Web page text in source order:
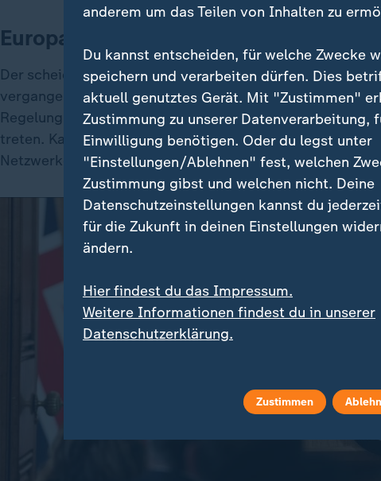
Europa: Gesetze geplant
Der scheidende Premierminister vonGroßbritannien,
vergangene Woche ein Social-Media-Verbot für Kinder
Regelung soll Ende des Jahres verabschiedet werden
treten. Kanada will ebenfalls per Gesetz ein
Netzwerke einführen.
anderem um das Teilen von Inhalten zu
Du kannst entscheiden, für welche Zwecke
speichern und verarbeiten dürfen. Dies
aktuell genutztes Gerät. Mit "Zustimmen"
Zustimmung zu unserer Datenverarbeitung,
Einwilligung benötigen. Oder du legst unter
"Einstellungen/Ablehnen" fest, welchen
Zustimmung gibst und welchen nicht. Deine
Datenschutzeinstellungen kannst du
für die Zukunft in deinen Einstellungen
ändern.
Hier findest du das Impressum.
Weitere Informationen findest du in unserer
Datenschutzerklärung.
Zustimmen